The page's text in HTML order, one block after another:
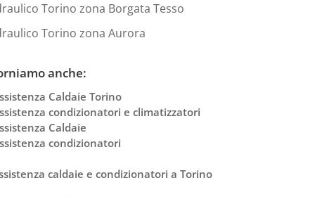
Torino zona Borgata Tesso
Torino zona Aurora
anche:
Caldaie Torino
condizionatori e climatizzatori
Caldaie
condizionatori
caldaie e condizionatori a Torino